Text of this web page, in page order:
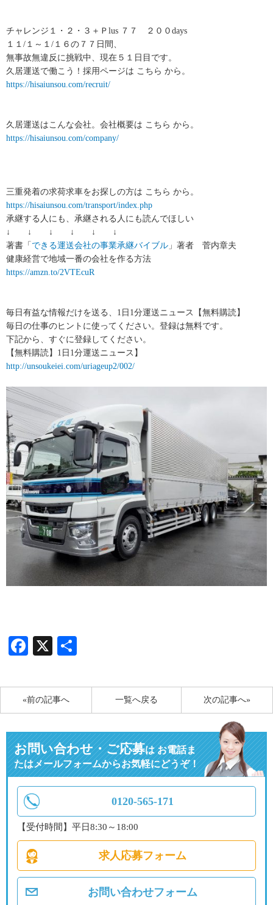
チャレンジ１・２・３＋Ｐlus ７７ ２００days
１１/１～１/１６の７７日間、
無事故無違反に挑戦中、現在５１日目です。
久居運送で働こう！採用ページは こちら から。
https://hisaiunsou.com/recruit/
久居運送はこんな会社。会社概要は こちら から。
https://hisaiunsou.com/company/
三重発着の求荷求車をお探しの方は こちら から。
https://hisaiunsou.com/transport/index.php
承継する人にも、承継される人にも読んでほしい
↓ ↓ ↓ ↓ ↓ ↓
著書「 できる運送会社の事業承継バイブル 」著者 菅内章夫
健康経営で地域一番の会社を作る方法
https://amzn.to/2VTEcuR
毎日有益な情報だけを送る、1日1分運送ニュース【無料購読】
毎日の仕事のヒントに使ってください。登録は無料です。
下記から、すぐに登録してください。
【無料購読】1日1分運送ニュース】
http://unsoukeiei.com/uriageup2/002/
Facebook
X
«前の記事へ 次の記事へ»
一覧へ戻る
お問い合わせ・ご応募はお電話ま
たはメールフォームからお気軽にどうぞ！
0120-565-171
【受付時間】平日8:30～18:00
求人応募フォーム
お問い合わせフォーム